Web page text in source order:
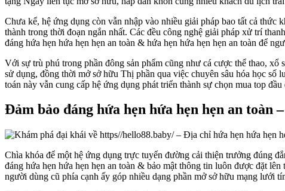
Chưa kể, hệ ứng dụng còn vẫn nhập vào nhiều giải pháp bao tất cả
thành trong thời đoạn ngắn nhất. Các đều công nghệ giải pháp xử trí
đáng hứa hẹn hứa hẹn hẹn an toàn & hứa hẹn hứa hẹn hẹn an toàn để
Với sự trù phú trong phần đông sản phẩm cũng như cá cược thể thao,
sử dụng, đồng thời mở sở hữu Thị phần qua việc chuyên sâu hóa học
toán này vẫn cung cấp hệ ứng dụng phát triển thành sự chọn mua top
Đảm bảo đáng hứa hẹn hứa hẹn hẹn an
Chìa khóa để một hệ ứng dụng trực tuyến đường cải thiện trưởng đúng
đáng hứa hẹn hứa hẹn hẹn an toàn & bảo mật thông tin luôn được đặt
người dùng cũ phía cạnh ấy góp nhiều dạng phần mở sở hữu mạng lưới